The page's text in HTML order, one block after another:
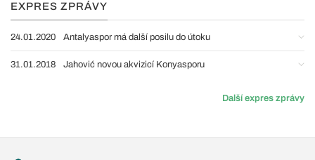
EXPRES ZPRÁVY
24.01.2020 Antalyaspor má další posilu do útoku
31.01.2018 Jahović novou akvizicí Konyasporu
Další expres zprávy